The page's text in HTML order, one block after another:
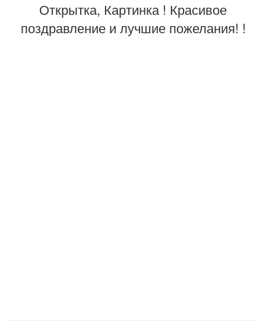
Открытка, Картинка ! Красивое
поздравление и лучшие пожелания! !